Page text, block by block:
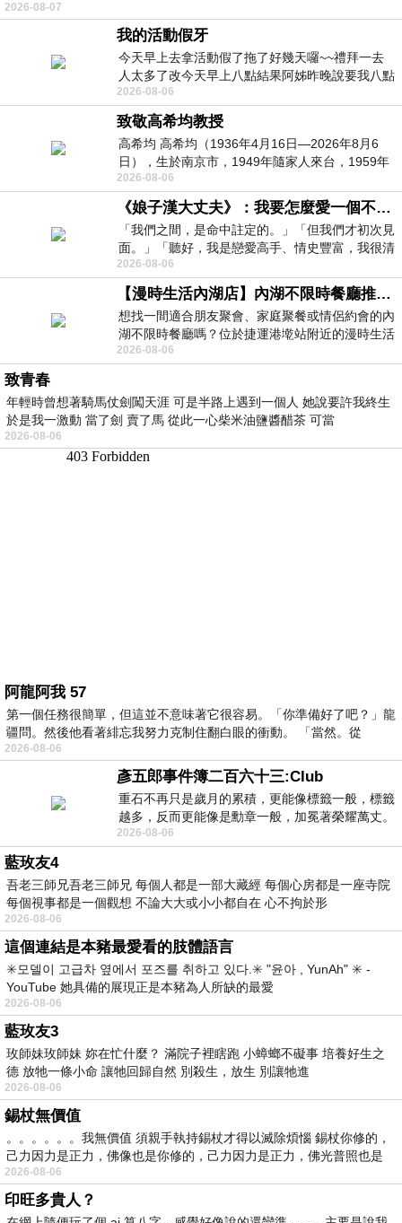
2026-08-07
我的活動假牙
今天早上去拿活動假了拖了好幾天囉~~禮拜一去
人太多了改今天早上八點結果阿姊昨晚說要我八點
去西螺農會~回到莿桐都8點半多了
2026-08-06
致敬高希均教授
高希均 高希均（1936年4月16日—2026年8月6
日），生於南京市，1949年隨家人來台，1959年
赴美深造並取得經濟發展博士學位。曾任
2026-08-06
《娘子漢大丈夫》：我要怎麼愛一個不存在的人？
「我們之間，是命中註定的。」「但我們才初次見
面。」「聽好，我是戀愛高手、情史豐富，我很清
楚這種感覺，你我之間的那種感覺，現
2026-08-06
【漫時生活內湖店】內湖不限時餐廳推薦｜捷運港墘站美食，聚餐、約會、家庭聚會首選，正餐甜點一次滿足
想找一間適合朋友聚會、家庭聚餐或情侶約會的內
湖不限時餐廳嗎？位於捷運港墘站附近的漫時生活
內湖店，從捷運站步行約4分鐘即可抵
2026-08-06
致青春
年輕時曾想著騎馬仗劍闖天涯 可是半路上遇到一個人 她說要許我終生
於是我一激動 當了劍 賣了馬 從此一心柴米油鹽醬醋茶 可當
2026-08-06
阿龍阿我 57
第一個任務很簡單，但這並不意味著它很容易。「你準備好了吧？」龍
疆問。然後他看著緋忘我努力克制住翻白眼的衝動。 「當然。從
2026-08-06
彥五郎事件簿二百六十三:Club
重石不再只是歲月的累積，更能像標籤一般，標籤
越多，反而更能像是勳章一般，加冕著榮耀萬丈。
習慣一如縱容，成了再難輕輕放下的罪證
2026-08-06
藍玫友4
吾老三師兄吾老三師兄 每個人都是一部大藏經 每個心房都是一座寺院
每個視事都是一個觀想 不論大大或小小都自在 心不拘於形
2026-08-06
這個連結是本豬最愛看的肢體語言
✳️모델이 고급차 옆에서 포즈를 취하고 있다.✳️ "윤아 , YunAh" ✳️ -
YouTube 她具備的展現正是本豬為人所缺的最愛
2026-08-06
藍玫友3
玫師妹玫師妹 妳在忙什麼？ 滿院子裡瞎跑 小蟑螂不礙事 培養好生之
德 放牠一條小命 讓牠回歸自然 別殺生，放生 別讓牠進
2026-08-06
錫杖無價值
。。。。。。我無價值 須親手執持錫杖才得以滅除煩惱 錫杖你修的，
己力因力是正力，佛像也是你修的，己力因力是正力，佛光普照也是
2026-08-06
印旺多貴人？